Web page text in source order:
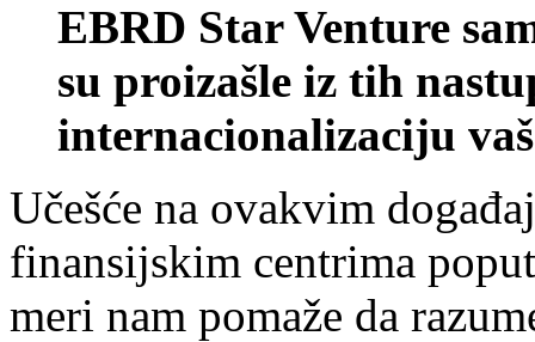
EBRD Star Venture
su proizašle iz tih
internacionalizaciju
Učešće na ovakvim
finansijskim centrima
meri nam pomaže da